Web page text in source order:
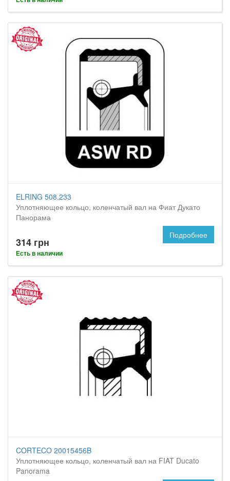
ELRING 508.233
Уплотняющее кольцо, коленчатый вал на Фиат Дукато
Панорама
314 грн
Есть в наличии
Подробнее
CORTECO 20015456B
Уплотняющее кольцо, коленчатый вал на FIAT Ducato
Panorama